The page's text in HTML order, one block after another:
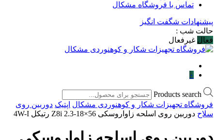
تماس با فروشگاه مشکال
پیشنهادات شگفت انگیز
حالت شب :
فعال غیرفعال
۰
Products search
فروشگاه تجهیزات شکار و کوهنوردی مشکال اپتیک دوربین روی
سلاح دوربین روی اسلحه زاواروسکی Z8i 2.3-18×56 رتیکل 4W-I